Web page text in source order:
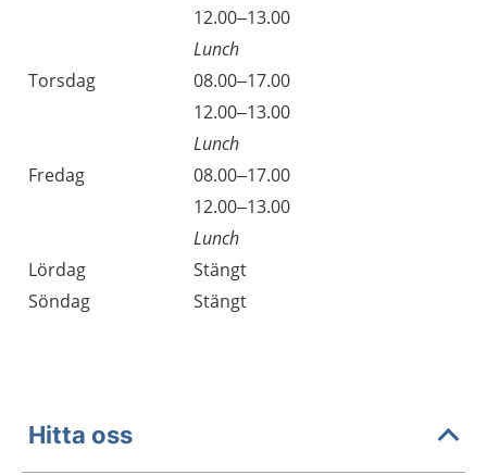
12.00–13.00
Lunch
Torsdag
08.00–17.00
12.00–13.00
Lunch
Fredag
08.00–17.00
12.00–13.00
Lunch
Lördag
Stängt
Söndag
Stängt
Hitta oss